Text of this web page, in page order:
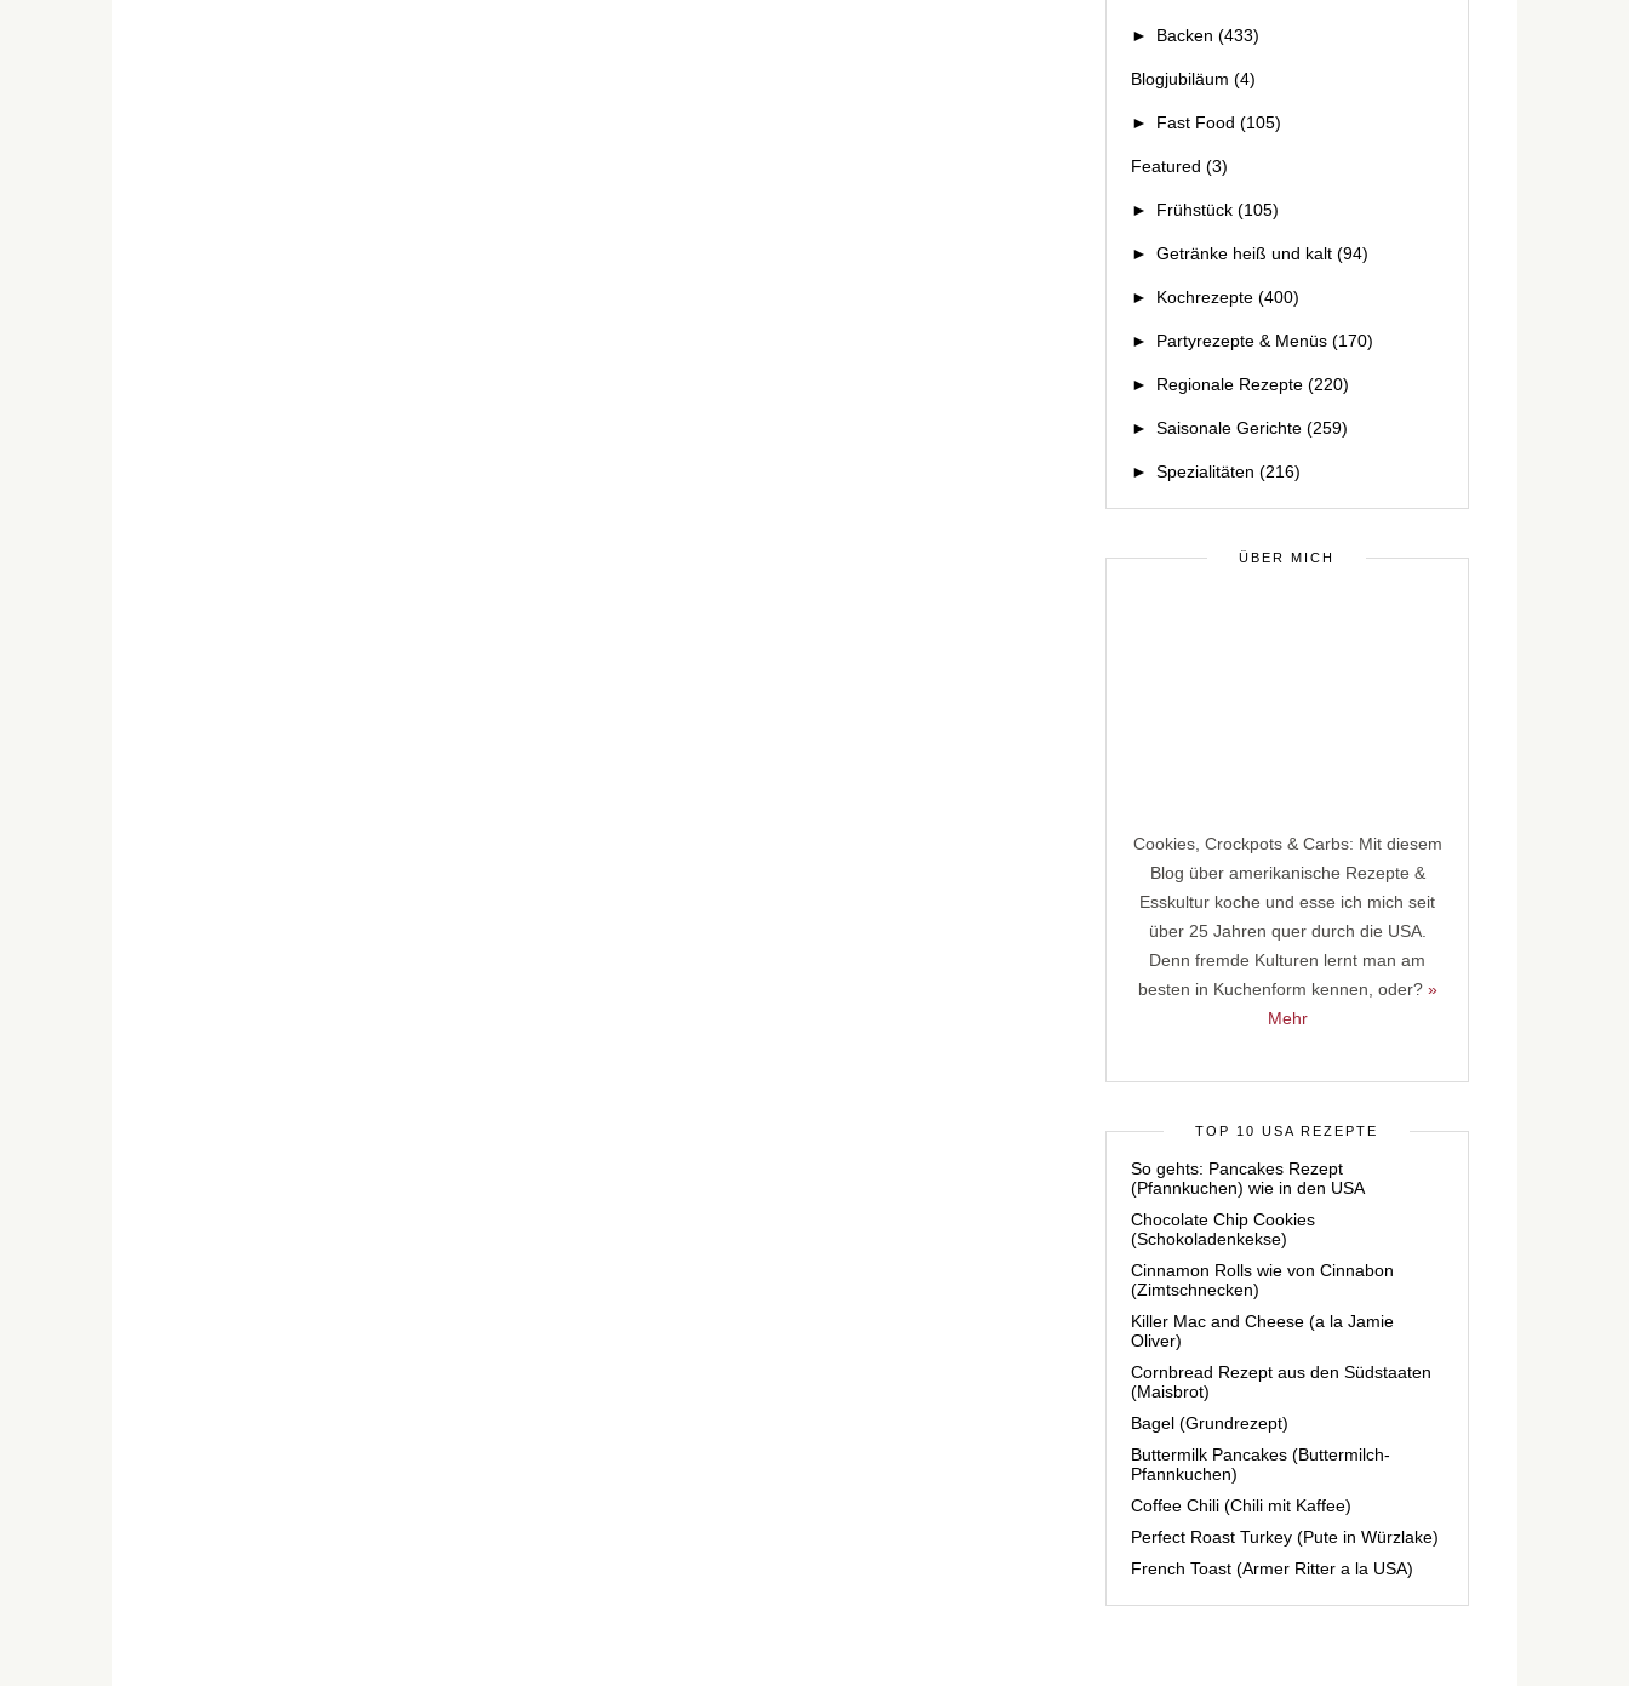
► Backen (433)
Blogjubiläum (4)
► Fast Food (105)
Featured (3)
► Frühstück (105)
► Getränke heiß und kalt (94)
► Kochrezepte (400)
► Partyrezepte & Menüs (170)
► Regionale Rezepte (220)
► Saisonale Gerichte (259)
► Spezialitäten (216)
ÜBER MICH
Cookies, Crockpots & Carbs: Mit diesem
Blog über amerikanische Rezepte &
Esskultur koche und esse ich mich seit
über 25 Jahren quer durch die USA.
Denn fremde Kulturen lernt man am
besten in Kuchenform kennen, oder? »
Mehr
TOP 10 USA REZEPTE
So gehts: Pancakes Rezept
(Pfannkuchen) wie in den USA
Chocolate Chip Cookies
(Schokoladenkekse)
Cinnamon Rolls wie von Cinnabon
(Zimtschnecken)
Killer Mac and Cheese (a la Jamie
Oliver)
Cornbread Rezept aus den Südstaaten
(Maisbrot)
Bagel (Grundrezept)
Buttermilk Pancakes (Buttermilch-
Pfannkuchen)
Coffee Chili (Chili mit Kaffee)
Perfect Roast Turkey (Pute in Würzlake)
French Toast (Armer Ritter a la USA)